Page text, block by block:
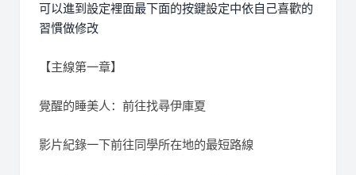
可以進到設定裡面最下面的按鍵設定中依自己喜歡的
習慣做修改
【主線第一章】
覺醒的睡美人：前往找尋伊庫夏
影片紀錄一下前往同學所在地的最短路線